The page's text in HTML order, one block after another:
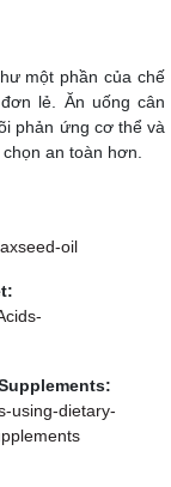
một phần của chế
lẻ. Ăn uống cân
phản ứng cơ thể và
an toàn hơn.
oil
using-dietary-